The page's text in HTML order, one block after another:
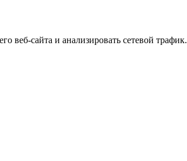
веб-сайта и анализировать сетевой трафик.